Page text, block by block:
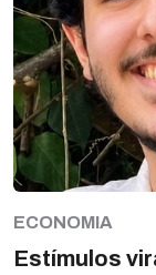
ECONOMIA
Estímulos